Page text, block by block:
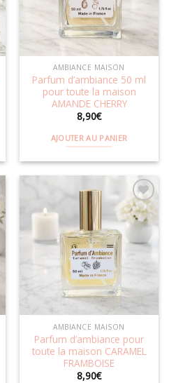
être
choisies
sur
la
page
du
produit
AMBIANCE MAISON
Parfum d’ambiance 50 ml
pour toute la maison
AMANDE CHERRY
8,90€
AJOUTER AU PANIER
à la
AMBIANCE MAISON
Parfum d’ambiance pour
toute la maison CARAMEL
FRAMBOISE
8,90€